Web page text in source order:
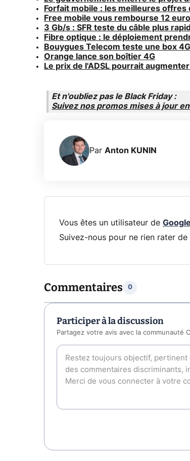
Forfait mobile : les meilleures offres
Free mobile vous rembourse 12
3 Gb/s : SFR teste du câble plus
Fibre optique : le déploiement
Bouygues Telecom teste une box
Orange lance son boîtier 4G
Le prix de l'ADSL pourrait
Et n'oubliez pas le Black Friday :
Suivez nos promos mises à jour
Par Anton KUNIN
Vous êtes un utilisateur de
Suivez-nous pour ne rien rater
Commentaires 0
Participer à la discussion
Partagez votre avis avec la communauté